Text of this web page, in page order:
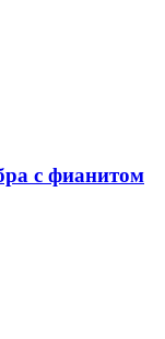
с фианитом